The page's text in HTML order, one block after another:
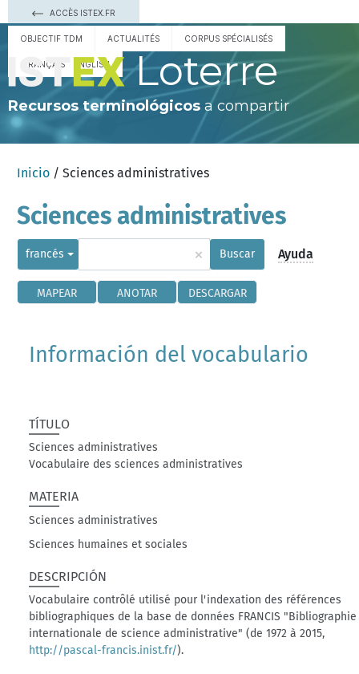
ACCÈS ISTEX.FR
OBJECTIF TDM ACTUALITÉS CORPUS SPÉCIALISÉS
FRANÇAIS ENGLISH Loterre
Recursos terminológicos a compartir
Inicio / Sciences administratives
Sciences administratives
francés × Buscar Ayuda
MAPEAR ANOTAR DESCARGAR
Información del vocabulario
TÍTULO
Sciences administratives
Vocabulaire des sciences administratives
MATERIA
Sciences administratives
Sciences humaines et sociales
DESCRIPCIÓN
Vocabulaire contrôlé utilisé pour l'indexation des références
bibliographiques de la base de données FRANCIS "Bibliographie
internationale de science administrative" (de 1972 à 2015,
http://pascal-francis.inist.fr/).